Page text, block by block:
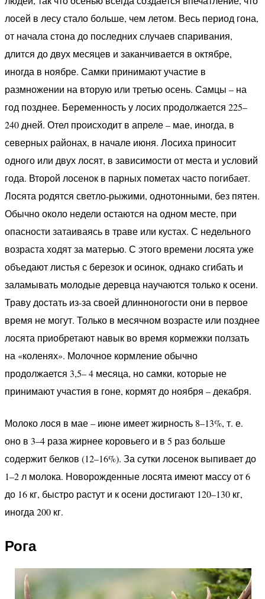
лосей в лесу стало больше, чем летом. Весь период гона,
от начала стона до последних случаев спаривания,
длится до двух месяцев и заканчивается в октябре,
иногда в ноябре. Самки принимают участие в
размножении на вторую или третью осень. Самцы – на
год позднее. Беременность у лосих продолжается 225–
240 дней. Отел происходит в апреле – мае, иногда, в
северных районах, в начале июня. Лосиха приносит
одного или двух лосят, в зависимости от места и условий
года. Второй лосенок в парных пометах часто погибает.
Лосята родятся светло-рыжими, однотонными, без пятен.
Обычно около недели остаются на одном месте, при
опасности затаиваясь в траве или кустах. С недельного
возраста ходят за матерью. С этого времени лосята уже
объедают листья с березок и осинок, однако сгибать и
заламывать молодые деревца научаются только к осени.
Траву достать из-за своей длинноногости они в первое
время не могут. Только в месячном возрасте или позднее
лосята приобретают навык во время кормежки ползать
на «коленях». Молочное кормление обычно
продолжается 3,5– 4 месяца, но самки, которые не
принимают участия в гоне, кормят до ноября – декабря.
Молоко лося в мае – июне имеет жирность 8–13%, т. е.
оно в 3–4 раза жирнее коровьего и в 5 раз больше
содержит белков (12–16%). За сутки лосенок выпивает до
1–2 л молока. Новорожденные лосята имеют массу от 6
до 16 кг, быстро растут и к осени достигают 120–130 кг,
иногда 200 кг.
Рога